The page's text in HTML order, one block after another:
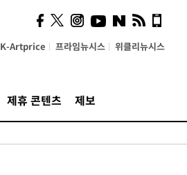
K-Artprice 프라임뉴시스 위클리뉴시스
제휴 콘텐츠 제보
시, 스마트폰 액세서리에
NFC 더했다